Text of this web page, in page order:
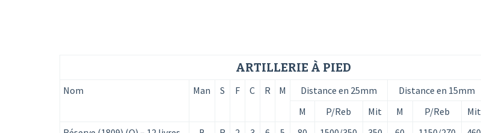
ARTILLERIE À PIED
Nom Man S F C R M Distance en 25mm Distance en 15mm
M
P/Reb Mit M P/Reb
Mit